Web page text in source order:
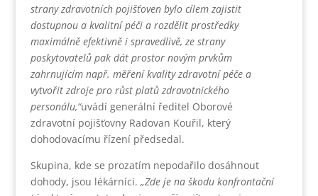
strany zdravotních pojišťoven bylo cílem zajistit
dostupnou a kvalitní péči a rozdělit prostředky
maximálně efektivně i spravedlivě, ze strany
poskytovatelů pak dát prostor novým prvkům
zahrnujícím např. měření kvality zdravotní péče a
vytvořit zdroje pro růst platů zdravotnického
personálu,“uvádí generální ředitel Oborové
zdravotní pojišťovny Radovan Kouřil, který
dohodovacímu řízení předsedal.
Skupina, kde se prozatím nepodařilo dosáhnout
dohody, jsou lékárníci. „Zde je na škodu konfrontační